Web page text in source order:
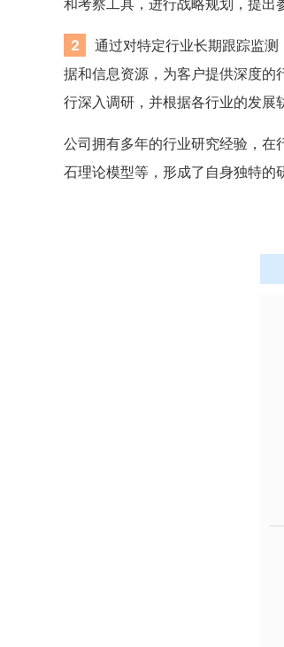
和考察工具，进行战略规划，提出
2
通过对特定行业长期跟踪监
据和信息资源，为客户提供深度的
行深入调研，并根据各行业的发展
公司拥有多年的行业研究经验，在
石理论模型等，形成了自身独特的